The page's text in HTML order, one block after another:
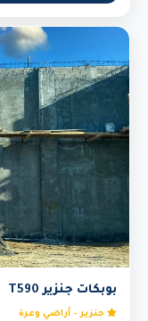
بوبكات جنزير T590
جنزير - أراضي وعرة